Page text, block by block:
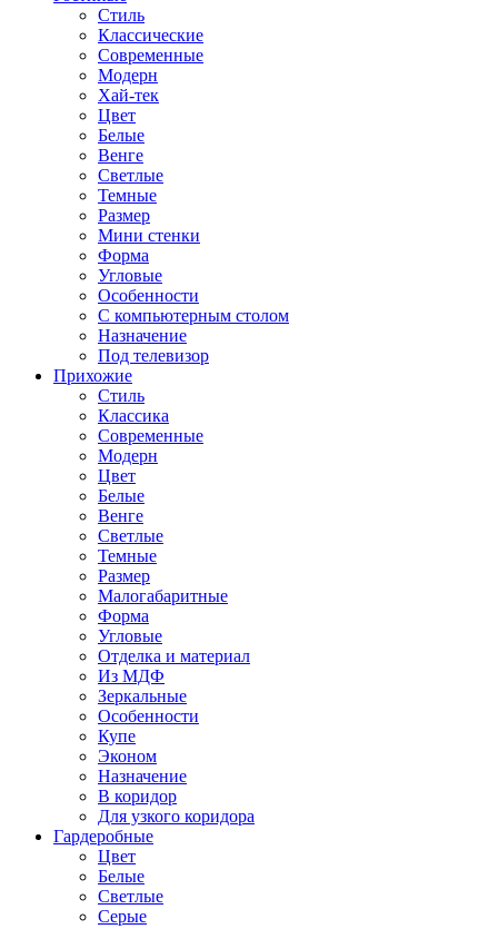
Стиль
Классические
Современные
Модерн
Хай-тек
Цвет
Белые
Венге
Светлые
Темные
Размер
Мини стенки
Форма
Угловые
Особенности
С компьютерным столом
Назначение
Под телевизор
Прихожие
Стиль
Классика
Современные
Модерн
Цвет
Белые
Венге
Светлые
Темные
Размер
Малогабаритные
Форма
Угловые
Отделка и материал
Из МДФ
Зеркальные
Особенности
Купе
Эконом
Назначение
В коридор
Для узкого коридора
Гардеробные
Цвет
Белые
Светлые
Серые